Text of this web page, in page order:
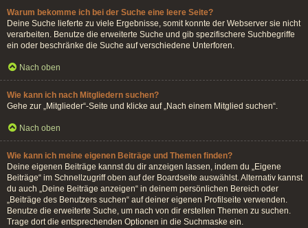
Warum bekomme ich bei der Suche eine leere Seite?
Deine Suche lieferte zu viele Ergebnisse, somit konnte der Webserver sie nicht
verarbeiten. Benutze die erweiterte Suche und gib spezifischere Suchbegriffe
ein oder beschränke die Suche auf verschiedene Unterforen.
Nach oben
Wie kann ich nach Mitgliedern suchen?
Gehe zur „Mitglieder“-Seite und klicke auf „Nach einem Mitglied suchen“.
Nach oben
Wie kann ich meine eigenen Beiträge und Themen finden?
Deine eigenen Beiträge kannst du dir anzeigen lassen, indem du „Eigene
Beiträge“ im Schnellzugriff oben auf der Boardseite auswählst. Alternativ kannst
du auch „Deine Beiträge anzeigen“ in deinem persönlichen Bereich oder
„Beiträge des Benutzers suchen“ auf deiner eigenen Profilseite verwenden.
Benutze die erweiterte Suche, um nach von dir erstellen Themen zu suchen.
Trage dort die entsprechenden Optionen in die Suchmaske ein.